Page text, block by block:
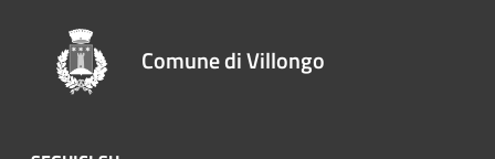
Comune di Villongo